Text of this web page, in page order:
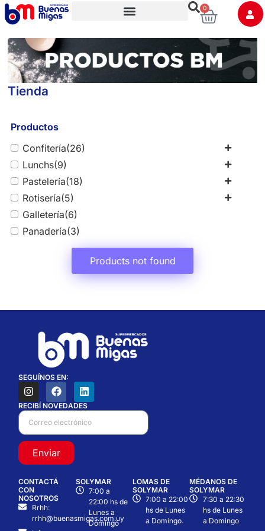
0
Tienda
Productos
Confitería(26)
Lunchs(9)
Pastelería(18)
Rotisería(5)
Galletería(6)
Panadería(3)
Products not found
SEGUÍNOS EN:
RECIBÍ NOVEDADES
Enviar
CONTACTÁ
CON
NOSOTROS
Rrhh:
rrhh@buenasmigas.com.uy
SOLYMAR
7:00 a
22:00 hs de
Lunes a
Domingo
LOMAS DE
SOLYMAR
7:00 a 22:00
hs de Lunes
a Domingo.
MÉDANOS DE
SOLYMAR
7:30 a 22:30
hs de Lunes
a Domingo